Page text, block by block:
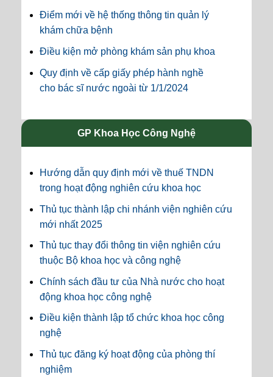
Điểm mới về hệ thống thông tin quản lý
khám chữa bệnh
Điều kiện mở phòng khám sản phụ khoa
Quy định về cấp giấy phép hành nghề
cho bác sĩ nước ngoài từ 1/1/2024
GP Khoa Học Công Nghệ
Hướng dẫn quy định mới về thuế TNDN
trong hoạt động nghiên cứu khoa học
Thủ tục thành lập chi nhánh viện nghiên cứu
mới nhất 2025
Thủ tục thay đổi thông tin viện nghiên cứu
thuộc Bộ khoa học và công nghệ
Chính sách đầu tư của Nhà nước cho hoạt
động khoa học công nghệ
Điều kiện thành lập tổ chức khoa học công
nghệ
Thủ tục đăng ký hoạt động của phòng thí
nghiệm